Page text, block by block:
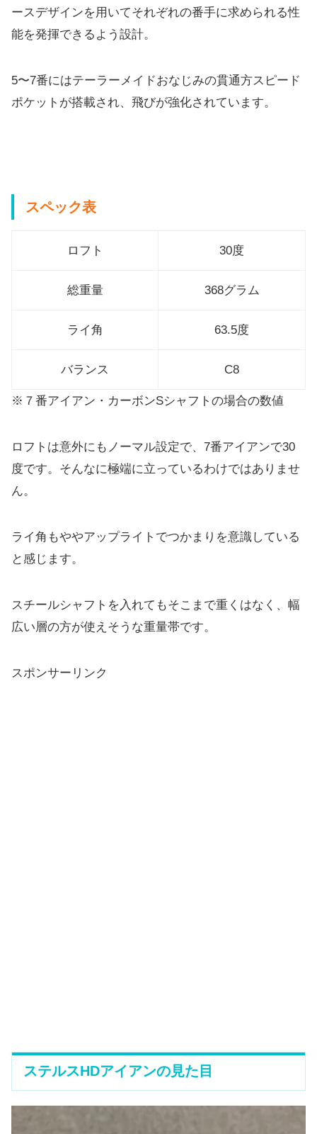
ースデザインを用いてそれぞれの番手に求められる性
能を発揮できるよう設計。
5〜7番にはテーラーメイドおなじみの貫通方スピード
ポケットが搭載され、飛びが強化されています。
スペック表
ロフト 30度
総重量 368グラム
ライ角 63.5度
バランス C8
※７番アイアン・カーボンSシャフトの場合の数値
ロフトは意外にもノーマル設定で、7番アイアンで30
度です。 そんなに極端に立っているわけではありませ
ん。
ライ角もややアップライトでつかまりを意識している
と感じます。
スチールシャフトを入れてもそこまで重くはなく、 幅
広い層の方が使えそうな重量帯です。
スポンサーリンク
ステルスHDアイアンの見た目